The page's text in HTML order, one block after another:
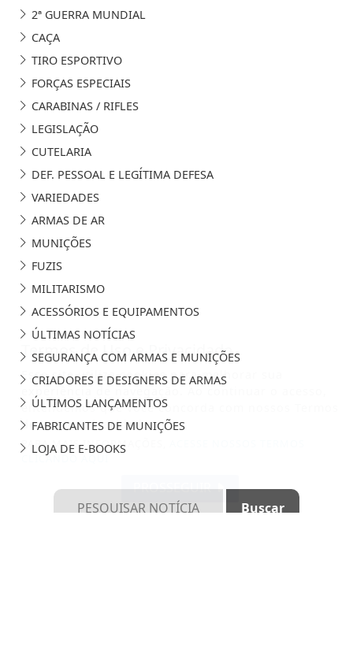
2ª GUERRA MUNDIAL
CAÇA
TIRO ESPORTIVO
FORÇAS ESPECIAIS
CARABINAS / RIFLES
LEGISLAÇÃO
CUTELARIA
DEF. PESSOAL E LEGÍTIMA DEFESA
VARIEDADES
ARMAS DE AR
MUNIÇÕES
FUZIS
MILITARISMO
ACESSÓRIOS E EQUIPAMENTOS
ÚLTIMAS NOTÍCIAS
SEGURANÇA COM ARMAS E MUNIÇÕES
CRIADORES E DESIGNERS DE ARMAS
ÚLTIMOS LANÇAMENTOS
FABRICANTES DE MUNIÇÕES
LOJA DE E-BOOKS
Termos de Uso e Privacidade
Esse site utiliza cookies para melhorar sua
entendemos que você concorda com nossos Termos
de Uso e Privacidade.
PARA MAIS INFORMAÇÕES,
CLICANDO AQUI
PROSSEGUIR